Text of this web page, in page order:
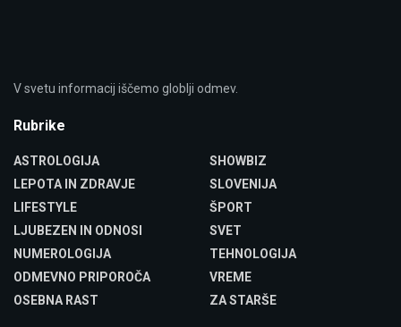
V svetu informacij iščemo globlji odmev.
Rubrike
ASTROLOGIJA
LEPOTA IN ZDRAVJE
LIFESTYLE
LJUBEZEN IN ODNOSI
NUMEROLOGIJA
ODMEVNO PRIPOROČA
OSEBNA RAST
SHOWBIZ
SLOVENIJA
ŠPORT
SVET
TEHNOLOGIJA
VREME
ZA STARŠE